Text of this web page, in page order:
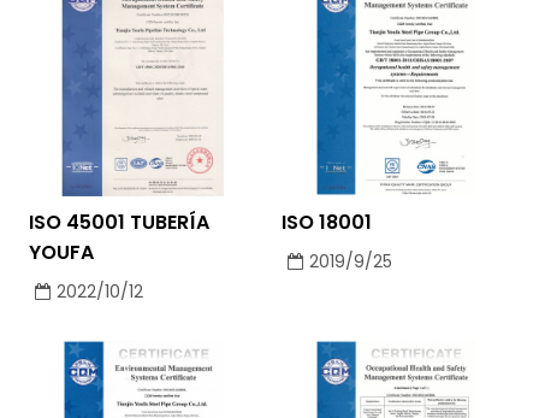
ISO 45001 TUBERÍA
YOUFA
2022/10/12
ISO 18001
2019/9/25